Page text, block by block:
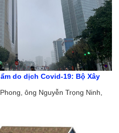
do dịch Covid-19: Bộ Xây
ông Nguyễn Trọng Ninh,